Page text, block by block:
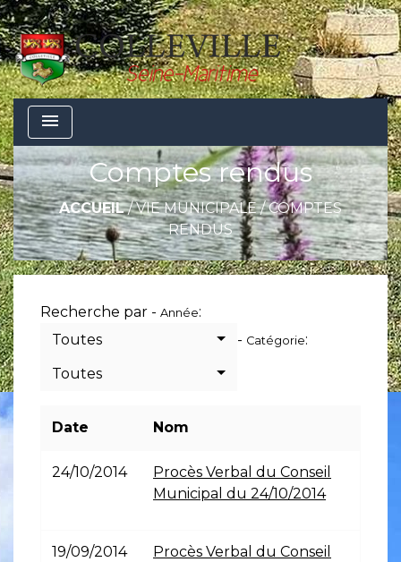
menu
Comptes rendus
ACCUEIL/VIE MUNICIPALE/COMPTES
RENDUS
Recherche par - Année:
Toutes
- Catégorie:
Toutes
Date Nom
24/10/2014
Procès Verbal du Conseil
Municipal du 24/10/2014
19/09/2014
Procès Verbal du Conseil